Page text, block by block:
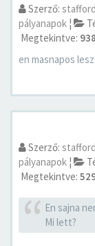
Szerző: stafford
pályanapok ¦
Megtekintve:
en masnapos
Szerző: stafford
pályanapok ¦
Megtekintve:
En sajna
Mi lett?